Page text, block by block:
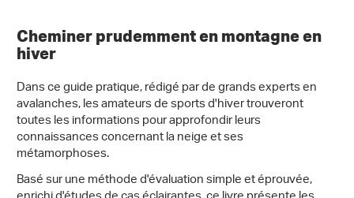
Cheminer prudemment en montagne en
hiver
Dans ce guide pratique, rédigé par de grands experts en
avalanches, les amateurs de sports d'hiver trouveront
toutes les informations pour approfondir leurs
connaissances concernant la neige et ses
métamorphoses.
Basé sur une méthode d'évaluation simple et éprouvée,